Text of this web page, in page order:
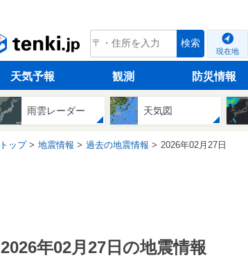
tenki.jp 検索
現在地
天気予報 観測 防災情報
雨雲レーダー 天気図
トップ 地震情報 過去の地震情報 2026年02月27日
2026年02月27日の地震情報